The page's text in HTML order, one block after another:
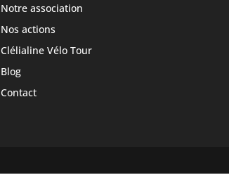
Notre association
Nos actions
Clélialine Vélo Tour
Blog
Contact